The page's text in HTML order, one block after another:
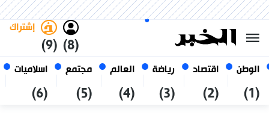
الوطن
(1)
اقتصاد
(2)
رياضة
(3)
العالم
(4)
مجتمع
(5)
اسلاميات
(6)
(8)
إشتراك
(9)
07 أغسطس 2026
الجزائر